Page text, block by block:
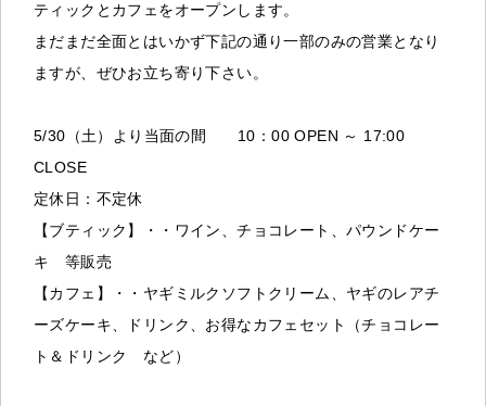
ティックとカフェをオープンします。
まだまだ全面とはいかず下記の通り一部のみの営業となり
ますが、ぜひお立ち寄り下さい。
5/30（土）より当面の間 10：00 OPEN ～ 17:00
CLOSE
定休日：不定休
【ブティック】・・ワイン、チョコレート、パウンドケー
キ 等販売
【カフェ】・・ヤギミルクソフトクリーム、ヤギのレアチ
ーズケーキ、ドリンク、お得なカフェセット（チョコレー
ト＆ドリンク など）